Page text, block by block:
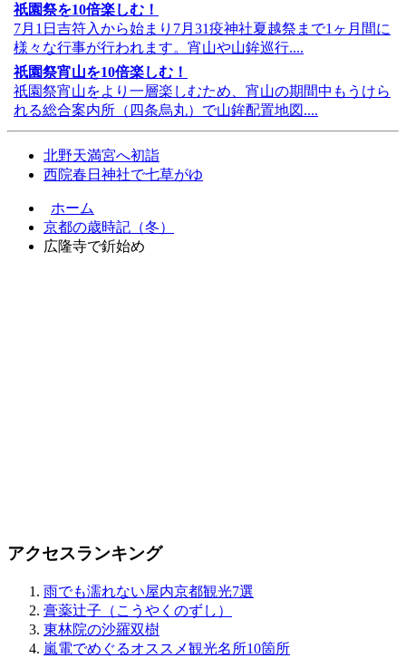
祇園祭を10倍楽しむ！
7月1日吉符入から始まり7月31疫神社夏越祭まで1ヶ月間に
様々な行事が行われます。宵山や山鉾巡行....
祇園祭宵山を10倍楽しむ！
祇園祭宵山をより一層楽しむため、宵山の期間中もうけら
れる総合案内所（四条烏丸）で山鉾配置地図....
北野天満宮へ初詣
西院春日神社で七草がゆ
ホーム
京都の歳時記（冬）
広隆寺で釿始め
アクセスランキング
雨でも濡れない屋内京都観光7選
膏薬辻子（こうやくのずし）
東林院の沙羅双樹
嵐電でめぐるオススメ観光名所10箇所